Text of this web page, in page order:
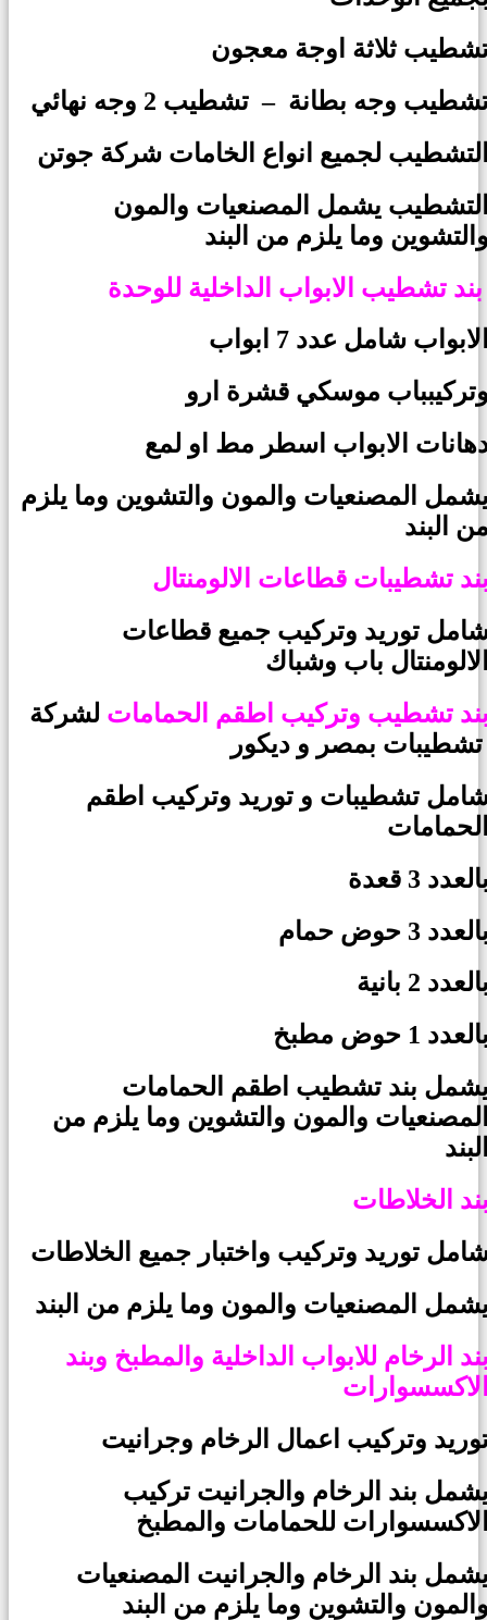
ثلاثة اوجة معجون
وجه بطانة – تشطيب 2 وجه نهائي
لجميع انواع الخامات شركة جوتن
يشمل المصنعيات والمون
وما يلزم من البند
بند تشطيب الابواب الداخلية
شامل عدد 7 ابواب
موسكي قشرة ارو
الابواب اسطر مط او لمع
المصنعيات والمون والتشوين وما يلزم
البند
تشطيبات قطاعات الالومنتال
توريد وتركيب جميع قطاعات
باب وشباك
تشطيب وتركيب اطقم الحمامات لشركة
تشطيبات و توريد وتركيب اطقم
3 قعدة
3 حوض حمام
2 بانية
1 حوض مطبخ
بند تشطيب اطقم الحمامات
والمون والتشوين وما يلزم من
الخلاطات
توريد وتركيب واختبار جميع الخلاطات
المصنعيات والمون وما يلزم من البند
الرخام للابواب الداخلية والمطبخ وبند
وتركيب اعمال الرخام وجرانيت
بند الرخام والجرانيت تركيب
للحمامات والمطبخ
بند الرخام والجرانيت المصنعيات
والتشوين وما يلزم من البند